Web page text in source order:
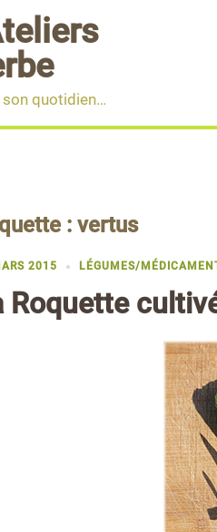
son quotidien…
: vertus
2015 LÉGUMES/
Roquette